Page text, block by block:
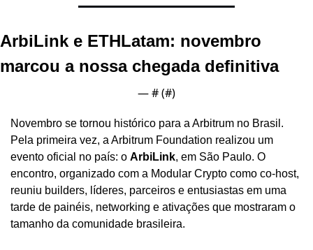
ArbiLink e ETHLatam: novembro
marcou a nossa chegada definitiva
— # (#)
Novembro se tornou histórico para a Arbitrum no Brasil.
Pela primeira vez, a Arbitrum Foundation realizou um
evento oficial no país: o ArbiLink, em São Paulo. O
encontro, organizado com a Modular Crypto como co-host,
reuniu builders, líderes, parceiros e entusiastas em uma
tarde de painéis, networking e ativações que mostraram o
tamanho da comunidade brasileira.